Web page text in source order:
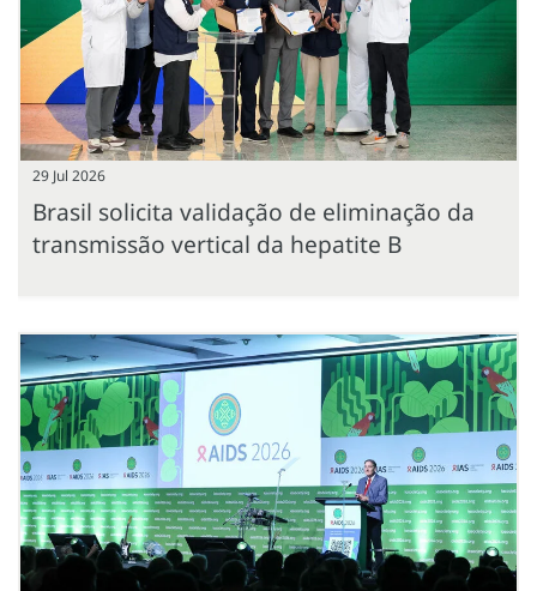
29 Jul 2026
Brasil solicita validação de eliminação da
transmissão vertical da hepatite B